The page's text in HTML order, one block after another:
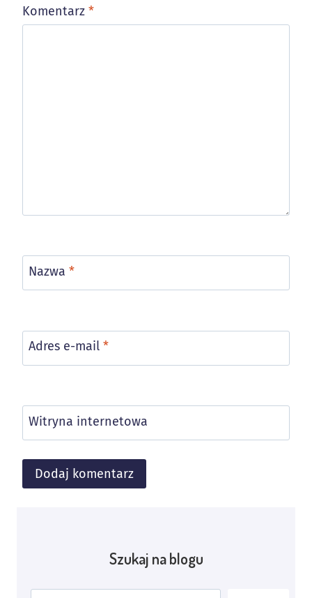
Komentarz *
Nazwa *
Adres e-mail *
Witryna internetowa
Szukaj na blogu